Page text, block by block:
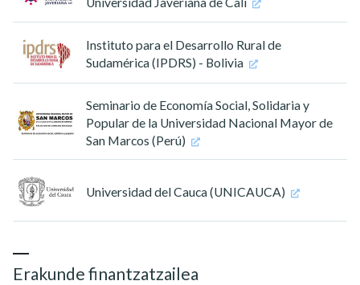
Instituto para el Desarrollo Rural de
Sudamérica (IPDRS) - Bolivia
Seminario de Economía Social, Solidaria y
Popular de la Universidad Nacional Mayor de
San Marcos (Perú)
Universidad del Cauca (UNICAUCA)
Erakunde finantzatzailea